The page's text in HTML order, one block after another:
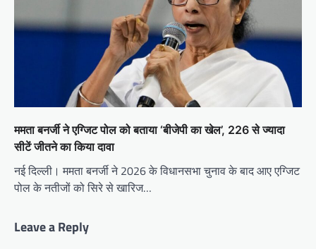
ममता बनर्जी ने एग्जिट पोल को बताया ‘बीजेपी का खेल’, 226 से ज्यादा
सीटें जीतने का किया दावा
नई दिल्ली। ममता बनर्जी ने 2026 के विधानसभा चुनाव के बाद आए एग्जिट
पोल के नतीजों को सिरे से खारिज…
Leave a Reply